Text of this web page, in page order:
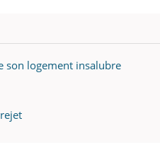
son logement insalubre